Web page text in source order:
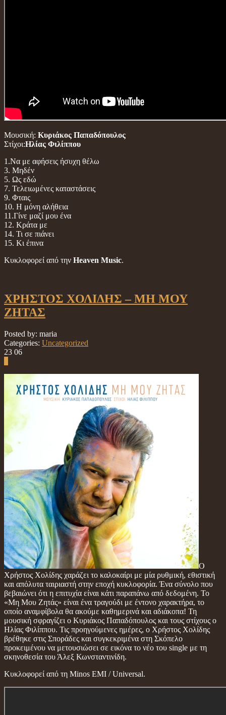
Μουσική: Κυριάκος Παπαδόπουλος
Στίχοι:Ηλίας Φιλίππου
1.Να με αφήσεις ήσυχη θέλω
3. Μηδέν
5. Ως εδώ
7. Τελειωμένες καταστάσεις
9. Φταις
10. Η μόνη αλήθεια
11.Γίνε μαζί μου ένα
12. Κράτα με
14. Τι σε πιάνει
15. Κι έπινα
Κυκλοφορεί από την Heaven Music.
ΧΡΗΣΤΟΣ ΧΟΛΙΔΗΣ – ΜΗ ΜΟΥ
ΖΗΤΑΣ
Posted by: maria
Categories: Uncategorized
23 06
Ο
Χρήστος Χολίδης χαράζει το καλοκαίρι με μία ρυθμική, εθιστική
και απόλυτα ταιριαστή στην εποχή κυκλοφορία. Ένα σύνολο που
βεβαιώνει ότι η επιτυχία είναι κάτι παραπάνω από δεδομένη. Το
«Μη Μου Ζητάς» είναι ένα τραγούδι με έντονο χαρακτήρα, το
οποίο αναμφίβολα θα ακούμε καθημερινά και αδιάκοπα! Τη
μουσική σφραγίζει ο Κυριάκος Παπαδόπουλος και τους στίχους ο
Ηλίας Φιλίππου. Τις προηγούμενες ημέρες, ο Χρήστος Χολίδης
βρέθηκε στις Σποράδες και συγκεκριμένα στη Σκόπελο
προκειμένου να μετουσιώσει σε εικόνα το νέο του single με τη
σκηνοθεσία του Άλεξ Κωνσταντινίδη.
Κυκλοφορεί από τη Minos EMI / Universal.